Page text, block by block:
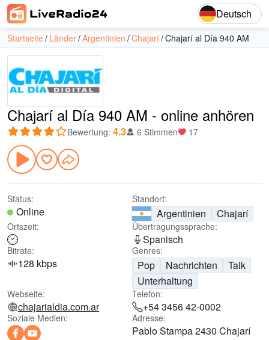
Deutsch
Startseite Länder Argentinien Chajarí Chajarí al Día 940 AM
Chajarí al Día 940 AM - online anhören
Bewertung: 4.3 6 Stimmen 17
Status:
Online
Standort:
Argentinien Chajarí
Ortszeit: Übertragungssprache:
Spanisch
Bitrate:
128 kbps
Genres:
Pop Nachrichten
Talk
Unterhaltung
Webseite:
chajarialdia.com.ar
Telefon:
+54 3456 42-0002
Soziale Medien: Adresse:
Pablo Stampa 2430 Chajarí